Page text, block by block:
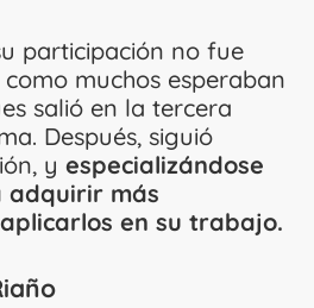
participación no fue
muchos esperaban
salió en la tercera
Después, siguió
yespecializándose
adquirir más
en su trabajo.